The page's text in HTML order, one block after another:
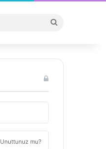
...
Unuttunuz mu?